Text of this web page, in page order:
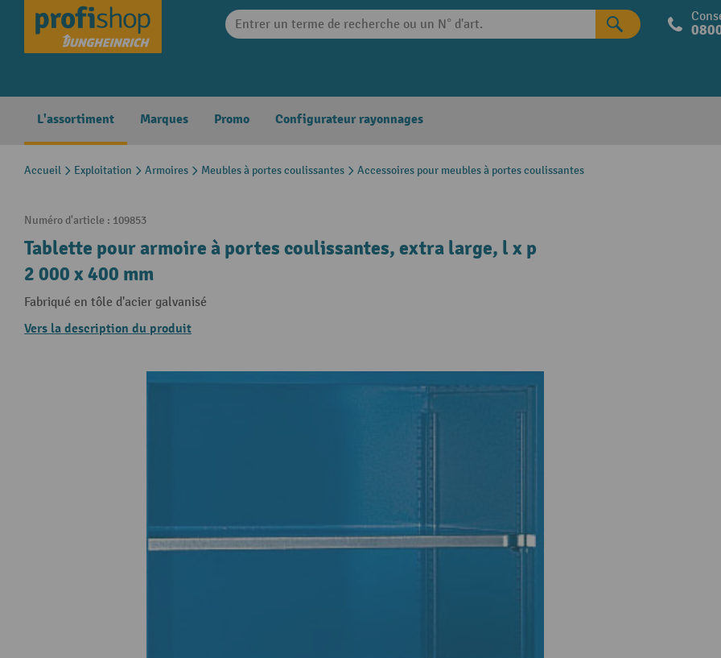
Skip to main navigation
L'assortiment Marques Promo Configurateur rayonnages
Accueil Exploitation Armoires Meubles à portes coulissantes Accessoires pour meubles à portes coulissantes
Numéro d'article : 109853
Tablette pour armoire à portes coulissantes, extra large, l x p
2 000 x 400 mm
Fabriqué en tôle d'acier galvanisé
Vers la description du produit